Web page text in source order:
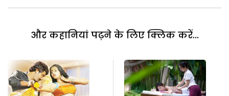
और कहानियां पढ़ने के लिए क्लिक करें...